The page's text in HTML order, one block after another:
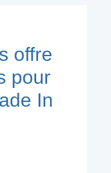
offre
pour
In